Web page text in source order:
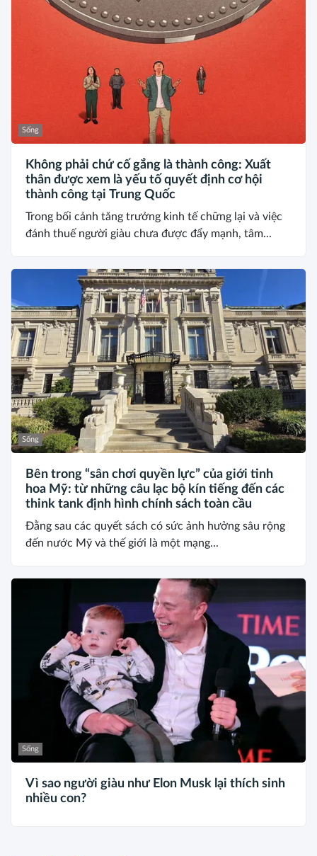
Sống
Không phải chứ cố gắng là thành công: Xuất
thân được xem là yếu tố quyết định cơ hội
thành công tại Trung Quốc
Trong bối cảnh tăng trưởng kinh tế chững lại và việc
đánh thuế người giàu chưa được đẩy mạnh, tâm...
Sống
Bên trong “sân chơi quyền lực” của giới tinh
hoa Mỹ: từ những câu lạc bộ kín tiếng đến các
think tank định hình chính sách toàn cầu
Đằng sau các quyết sách có sức ảnh hưởng sâu rộng
đến nước Mỹ và thế giới là một mạng...
Sống
Vì sao người giàu như Elon Musk lại thích sinh
nhiều con?